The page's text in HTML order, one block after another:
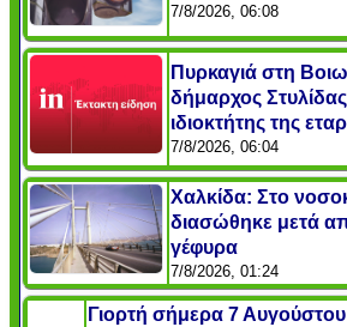
7/8/2026, 06:08
Πυρκαγιά στη
δήμαρχος
ιδιοκτήτης της
7/8/2026, 06:04
Χαλκίδα: Στο
διασώθηκε μετά
γέφυρα
7/8/2026, 01:24
Γιορτή σήμερα 7 Αυγούστου